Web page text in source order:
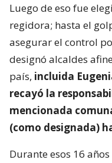
Luego de eso fue
regidora; hasta el
asegurar el control
designó alcaldes
país, incluida
recayó la
mencionada
(como designada)
Durante esos 16